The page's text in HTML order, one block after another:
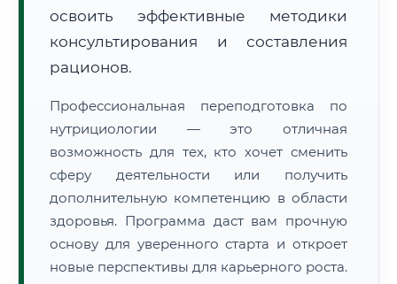
📜 Документы и аккредитация ФИС ФРДО
освоить эффективные методики
консультирования и составления
рационов.
Профессиональная переподготовка по
нутрициологии — это отличная
возможность для тех, кто хочет сменить
сферу деятельности или получить
дополнительную компетенцию в области
здоровья. Программа даст вам прочную
основу для уверенного старта и откроет
новые перспективы для карьерного роста.